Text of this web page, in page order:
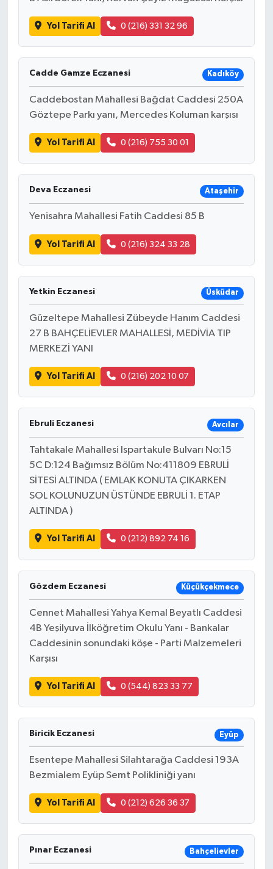
Yol Tarifi Al 0 (216) 331 32 96
Cadde Gamze Eczanesi Kadıköy
Caddebostan Mahallesi Bağdat Caddesi 250A
Göztepe Parkı yanı, Mercedes Koluman karşısı
Yol Tarifi Al 0 (216) 755 30 01
Deva Eczanesi Ataşehir
Yenisahra Mahallesi Fatih Caddesi 85 B
Yol Tarifi Al 0 (216) 324 33 28
Yetkin Eczanesi Üsküdar
Güzeltepe Mahallesi Zübeyde Hanım Caddesi
27 B BAHÇELİEVLER MAHALLESİ, MEDİVİA TIP
MERKEZİ YANI
Yol Tarifi Al 0 (216) 202 10 07
Ebruli Eczanesi Avcılar
Tahtakale Mahallesi Ispartakule Bulvarı No:15
5C D:124 Bağımsız Bölüm No:411809 EBRULİ
SİTESİ ALTINDA ( EMLAK KONUTA ÇIKARKEN
SOL KOLUNUZUN ÜSTÜNDE EBRULİ 1. ETAP
ALTINDA )
Yol Tarifi Al 0 (212) 892 74 16
Gözdem Eczanesi Küçükçekmece
Cennet Mahallesi Yahya Kemal Beyatlı Caddesi
4B Yeşilyuva İlköğretim Okulu Yanı - Bankalar
Caddesinin sonundaki köşe - Parti Malzemeleri
Karşısı
Yol Tarifi Al 0 (544) 823 33 77
Biricik Eczanesi Eyüp
Esentepe Mahallesi Silahtarağa Caddesi 193A
Bezmialem Eyüp Semt Polikliniği yanı
Yol Tarifi Al 0 (212) 626 36 37
Pınar Eczanesi Bahçelievler